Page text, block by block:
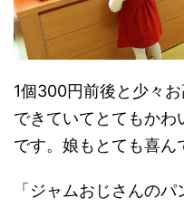
1個300円前後と少々
できていてとてもかわ
です。娘もとても喜ん
「ジャムおじさんの